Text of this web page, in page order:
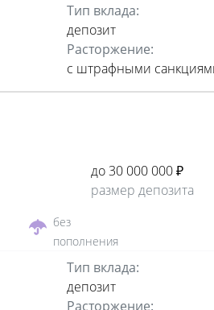
Тип вклада:
депозит
Расторжение:
с штрафными
до 30 000 000 ₽
размер депозита
без
пополнения
Тип вклада:
депозит
Расторжение: